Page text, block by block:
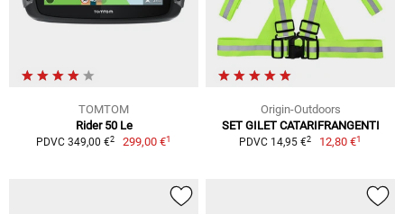
TOMTOM
Rider 50 Le
PDVC 349,00 €2 299,00 €1
Origin-Outdoors
SET GILET CATARIFRANGENTI
PDVC 14,95 €2 12,80 €1